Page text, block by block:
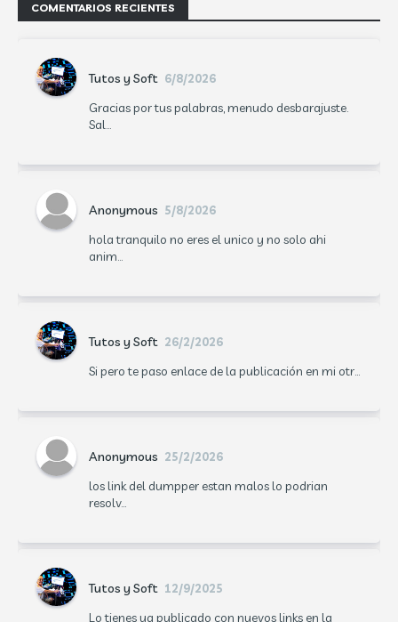
COMENTARIOS RECIENTES
Tutos y Soft 6/8/2026
Gracias por tus palabras, menudo desbarajuste.
Sal...
Anonymous 5/8/2026
hola tranquilo no eres el unico y no solo ahi
anim...
Tutos y Soft 26/2/2026
Si pero te paso enlace de la publicación en mi otr...
Anonymous 25/2/2026
los link del dumpper estan malos lo podrian
resolv...
Tutos y Soft 12/9/2025
Lo tienes ya publicado con nuevos links en la